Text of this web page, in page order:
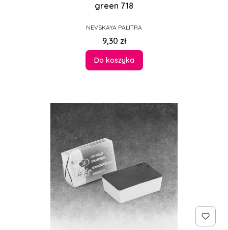
green 718
PRODUCENT
NEVSKAYA PALITRA
Cena
9,30 zł
Do koszyka